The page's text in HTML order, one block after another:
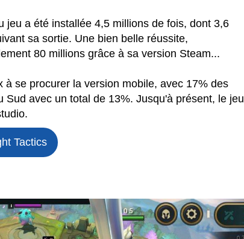
jeu a été installée 4,5 millions de fois, dont 3,6
sa sortie. Une bien belle réussite,
80 millions grâce à sa version Steam...
se procurer la version mobile, avec 17% des
avec un total de 13%. Jusqu'à présent, le jeu
Tactics